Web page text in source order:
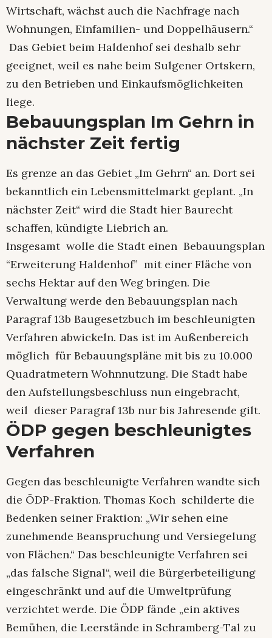
Wirtschaft, wächst auch die Nachfrage nach
Wohnungen, Einfamilien- und Doppelhäusern.“
Das Gebiet beim Haldenhof sei deshalb sehr
geeignet, weil es nahe beim Sulgener Ortskern,
zu den Betrieben und Einkaufsmöglichkeiten
liege.
Bebauungsplan Im Gehrn in
nächster Zeit fertig
Es grenze an das Gebiet „Im Gehrn“ an. Dort sei
bekanntlich ein Lebensmittelmarkt geplant. „In
nächster Zeit“ wird die Stadt hier Baurecht
schaffen, kündigte Liebrich an.
Insgesamt wolle die Stadt einen Bebauungsplan
“Erweiterung Haldenhof” mit einer Fläche von
sechs Hektar auf den Weg bringen. Die
Verwaltung werde den Bebauungsplan nach
Paragraf 13b Baugesetzbuch im beschleunigten
Verfahren abwickeln. Das ist im Außenbereich
möglich für Bebauungspläne mit bis zu 10.000
Quadratmetern Wohnnutzung. Die Stadt habe
den Aufstellungsbeschluss nun eingebracht,
weil dieser Paragraf 13b nur bis Jahresende gilt.
ÖDP gegen beschleunigtes
Verfahren
Gegen das beschleunigte Verfahren wandte sich
die ÖDP-Fraktion. Thomas Koch schilderte die
Bedenken seiner Fraktion: „Wir sehen eine
zunehmende Beanspruchung und Versiegelung
von Flächen.“ Das beschleunigte Verfahren sei
„das falsche Signal“, weil die Bürgerbeteiligung
eingeschränkt und auf die Umweltprüfung
verzichtet werde. Die ÖDP fände „ein aktives
Bemühen, die Leerstände in Schramberg-Tal zu